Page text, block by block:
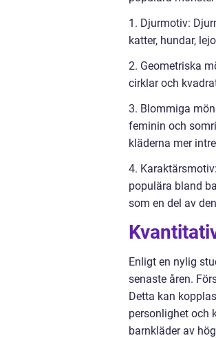
1. Djurmotiv:
katter, hundar,
2. Geometriska
cirklar och
3. Blommiga
feminin och
kläderna mer
4.
populära bland
som en del av
Enligt en nylig
senaste åren.
Detta kan
personlighet och
barnkläder av